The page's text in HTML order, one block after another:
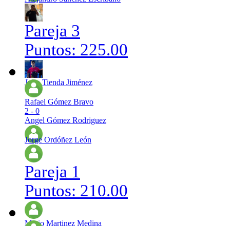
Pareja 3
Puntos: 225.00
Julio Tienda Jiménez
Rafael Gómez Bravo
2 - 0
Angel Gómez Rodriguez
Jorge Ordóñez León
Pareja 1
Puntos: 210.00
Mario Martinez Medina